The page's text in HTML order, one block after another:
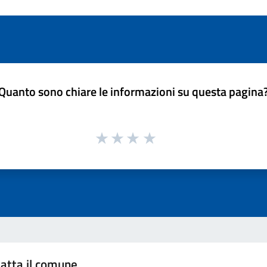
sono chiare le informazioni su questa